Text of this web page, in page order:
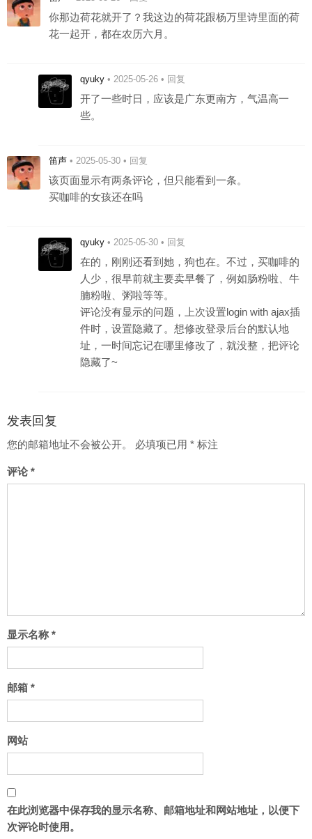
航
你那边荷花就开了？我这边的荷花跟杨万里诗里面的荷
花一起开，都在农历六月。
qyuky • 2025-05-26 • 回复
开了一些时日，应该是广东更南方，气温高一
些。
笛声 • 2025-05-30 • 回复
该页面显示有两条评论，但只能看到一条。
买咖啡的女孩还在吗
qyuky • 2025-05-30 • 回复
在的，刚刚还看到她，狗也在。不过，买咖啡的
人少，很早前就主要卖早餐了，例如肠粉啦、牛
腩粉啦、粥啦等等。
评论没有显示的问题，上次设置login with ajax插
件时，设置隐藏了。想修改登录后台的默认地
址，一时间忘记在哪里修改了，就没整，把评论
隐藏了~
发表回复
您的邮箱地址不会被公开。 必填项已用 * 标注
评论*
显示名称 *
邮箱 *
网站
在此浏览器中保存我的显示名称、邮箱地址和网站地址，以便下
次评论时使用。